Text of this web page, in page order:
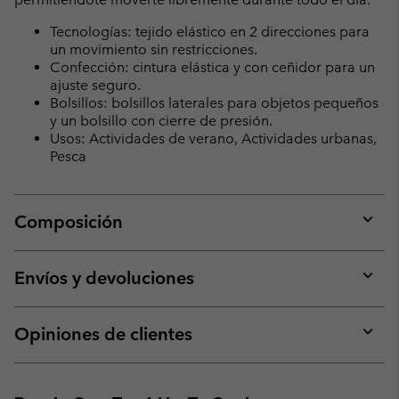
Tecnologías: tejido elástico en 2 direcciones para
un movimiento sin restricciones.
Confección: cintura elástica y con ceñidor para un
ajuste seguro.
Bolsillos: bolsillos laterales para objetos pequeños
y un bolsillo con cierre de presión.
Usos: Actividades de verano, Actividades urbanas,
Pesca
Composición
or
Envíos y devoluciones
or
Opiniones de clientes
or